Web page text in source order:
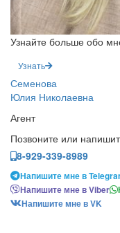
Узнайте больше обо
Узнать
Семенова
Юлия Николаевна
Агент
Позвоните или
8-929-339-8989
Напишите мне в
Напишите мне в Viber
Напишите мне в VK